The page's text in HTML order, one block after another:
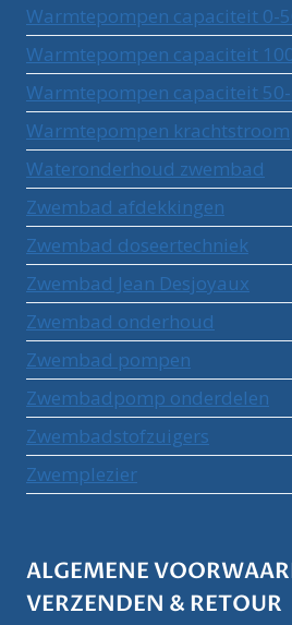
Warmtepompen capaciteit 0-
Warmtepompen capaciteit
Warmtepompen capaciteit
Warmtepompen krachtstroom
Wateronderhoud zwembad
Zwembad afdekkingen
Zwembad doseertechniek
Zwembad Jean Desjoyaux
Zwembad onderhoud
Zwembad pompen
Zwembadpomp onderdelen
Zwembadstofzuigers
Zwemplezier
ALGEMENE
VERZENDEN & RETOUR